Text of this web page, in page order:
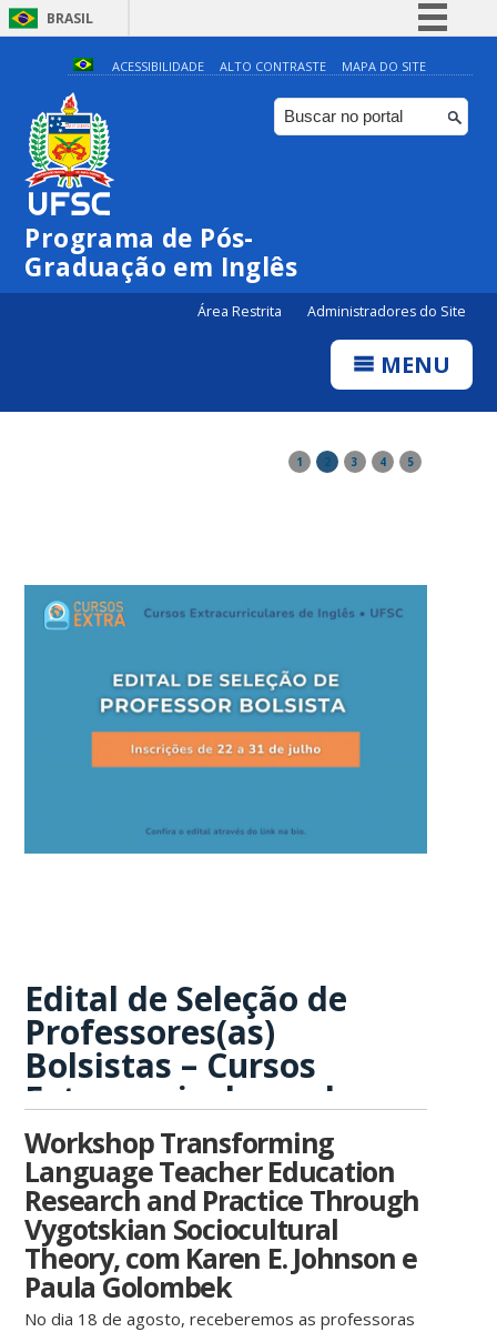
BRASIL
Simplifique!
Comunica BR
Participe
ACESSIBILIDADE ALTO CONTRASTE MAPA DO SITE
Programa de Pós-
Graduação em Inglês
Área Restrita Administradores do Site
MENU
1 2 3 4 5
Edital de Seleção de
Professores(as)
Bolsistas – Cursos
Extracurriculares de
Inglês UFSC (2026.2)
Workshop Transforming
Language Teacher Education
Research and Practice Through
Vygotskian Sociocultural
Theory, com Karen E. Johnson e
Paula Golombek
No dia 18 de agosto, receberemos as professoras